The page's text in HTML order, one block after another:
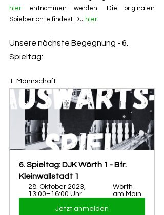
hier entnommen werden. Die originalen
Spielberichte findest Du hier
Unsere nächste Begegnung - 6.
Spieltag:
1. Mannschaft
6. Spieltag: DJK Wörth 1 - Bfr.
Kleinwallstadt 1
28. Oktober 2023,
13:00–16:00 Uhr
Wörth
am Main
Jetzt anmelden